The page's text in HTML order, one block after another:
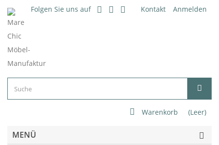
Anmelden
Kontakt
Folgen Sie uns auf
Warenkorb (Leer)
MENÜ